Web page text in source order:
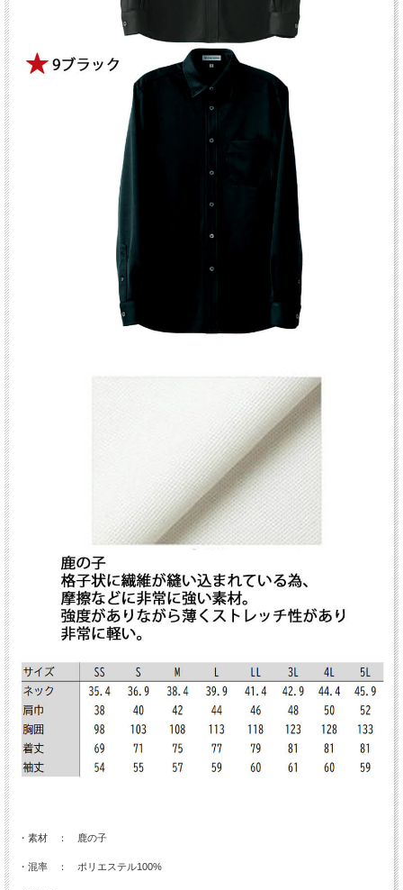
・素材 ： 鹿の子
・混率 ： ポリエステル100%